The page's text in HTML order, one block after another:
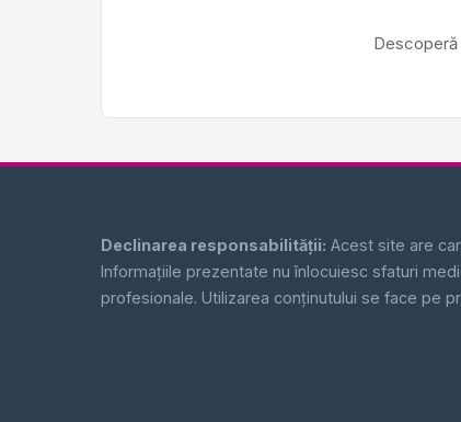
Declinarea responsabilității: Acest site are
Informațiile prezentate nu înlocuiesc sfaturi
profesionale. Utilizarea conținutului se face pe